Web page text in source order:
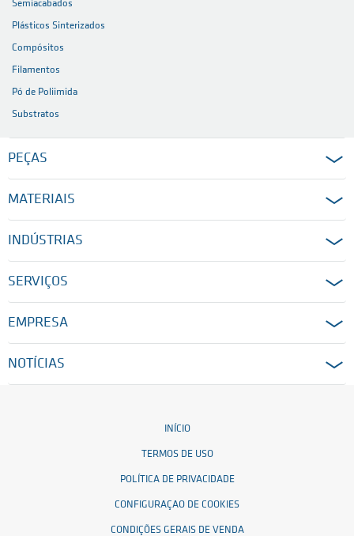
Semiacabados
Plásticos Sinterizados
Compósitos
Filamentos
Pó de Poliimida
Substratos
PEÇAS
MATERIAIS
INDÚSTRIAS
SERVIÇOS
EMPRESA
NOTÍCIAS
INÍCIO
TERMOS DE USO
POLÍTICA DE PRIVACIDADE
CONFIGURAÇAO DE COOKIES
CONDIÇÕES GERAIS DE VENDA